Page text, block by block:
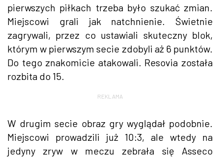
pierwszych piłkach trzeba było szukać zmian.
Miejscowi grali jak natchnienie. Świetnie
zagrywali, przez co ustawiali skuteczny blok,
którym w pierwszym secie zdobyli aż 6 punktów.
Do tego znakomicie atakowali. Resovia została
rozbita do 15.
REKLAMA
W drugim secie obraz gry wyglądał podobnie.
Miejscowi prowadzili już 10:3, ale wtedy na
jedyny zryw w meczu zebrała się Asseco